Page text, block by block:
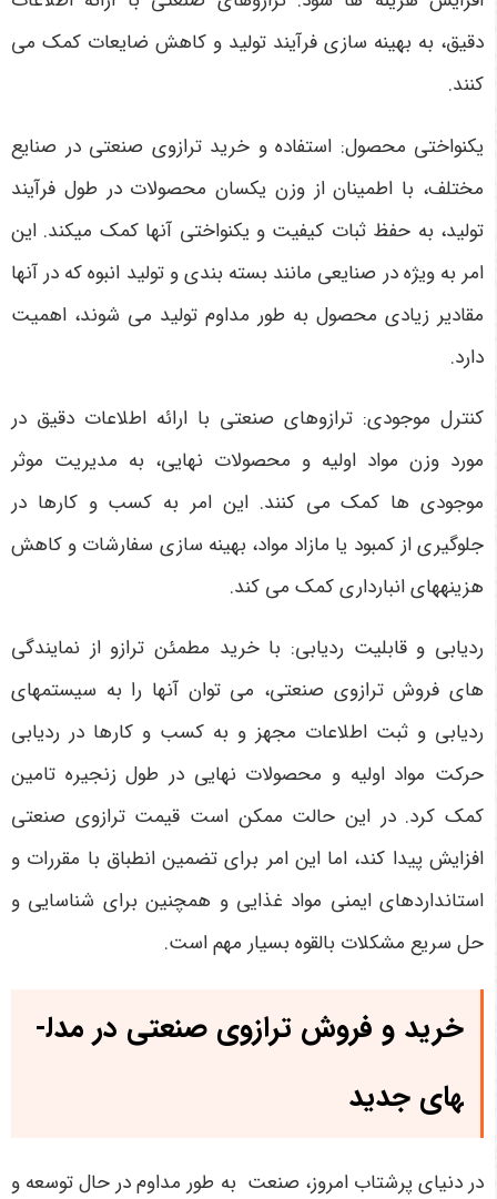
دقیق، به بهینه سازی فرآیند تولید و کاهش ضایعات کمک می
کنند.
یکنواختی محصول: استفاده و خرید ترازوی صنعتی در صنایع
مختلف، با اطمینان از وزن یکسان محصولات در طول فرآیند
تولید، به حفظ ثبات کیفیت و یکنواختی آنها کمک می­کند. این
امر به ویژه در صنایعی مانند بسته بندی و تولید انبوه که در آنها
مقادیر زیادی محصول به طور مداوم تولید می شوند، اهمیت
دارد.
کنترل موجودی: ترازوهای صنعتی با ارائه اطلاعات دقیق در
مورد وزن مواد اولیه و محصولات نهایی، به مدیریت موثر
موجودی ها کمک می کنند. این امر به کسب و کارها در
جلوگیری از کمبود یا مازاد مواد، بهینه سازی سفارشات و کاهش
هزینه­های انبارداری کمک می کند.
ردیابی و قابلیت ردیابی: با خرید مطمئن ترازو از نمایندگی
های فروش ترازوی صنعتی، می توان آنها را به سیستم­های
ردیابی و ثبت اطلاعات مجهز و به کسب و کارها در ردیابی
حرکت مواد اولیه و محصولات نهایی در طول زنجیره تامین
کمک کرد. در این حالت ممکن است قیمت ترازوی صنعتی
افزایش پیدا کند، اما این امر برای تضمین انطباق با مقررات و
استانداردهای ایمنی مواد غذایی و همچنین برای شناسایی و
حل سریع مشکلات بالقوه بسیار مهم است.
خرید و فروش ترازوی صنعتی در مدل­
های جدید
در دنیای پرشتاب امروز، صنعت به طور مداوم در حال توسعه و